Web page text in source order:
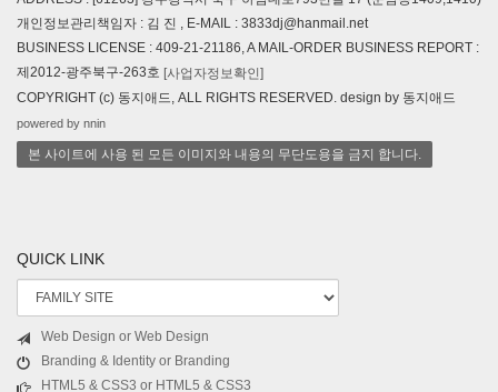
개인정보관리책임자 : 김 진 , E-MAIL : 3833dj@hanmail.net
BUSINESS LICENSE : 409-21-21186, A MAIL-ORDER BUSINESS REPORT :
제2012-광주북구-263호 [사업자정보확인]
COPYRIGHT (c) 동지애드, ALL RIGHTS RESERVED. design by 동지애드
powered by nnin
본 사이트에 사용 된 모든 이미지와 내용의 무단도용을 금지 합니다.
QUICK LINK
Web Design or Web Design
Branding & Identity or Branding
HTML5 & CSS3 or HTML5 & CSS3